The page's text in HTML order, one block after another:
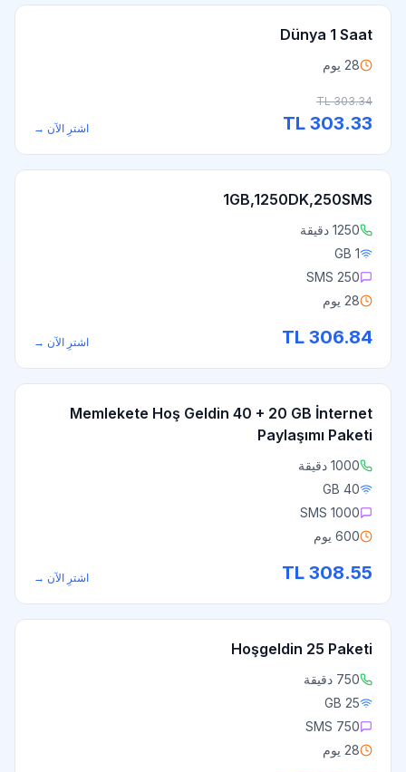
Dünya 1 Saat
28 يوم
303.34
TL
303.33 اشترِ الآن →
1GB,1250DK,250SMS
1250 دقيقة
1 GB
250 SMS
28 يوم
306.84 اشترِ الآن →
Memlekete Hoş Geldin 40 + 20 GB İnternet
Paylaşımı Paketi
1000 دقيقة
40 GB
1000 SMS
600 يوم
308.55 اشترِ الآن →
Hoşgeldin 25 Paketi
750 دقيقة
25 GB
750 SMS
28 يوم